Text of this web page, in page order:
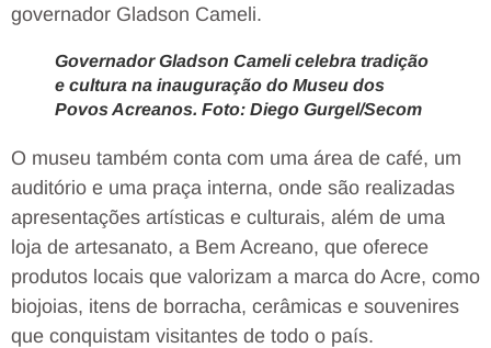
governador Gladson Cameli.
Governador Gladson Cameli celebra tradição
e cultura na inauguração do Museu dos
Povos Acreanos. Foto: Diego Gurgel/Secom
O museu também conta com uma área de café, um
auditório e uma praça interna, onde são realizadas
apresentações artísticas e culturais, além de uma
loja de artesanato, a Bem Acreano, que oferece
produtos locais que valorizam a marca do Acre, como
biojoias, itens de borracha, cerâmicas e souvenires
que conquistam visitantes de todo o país.